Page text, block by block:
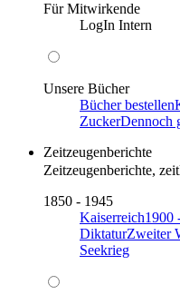
Für Mitwirkende
LogIn Intern
Unsere Bücher
Bücher bestellen
ZuckerDennoch
Zeitzeugenberichte
Zeitzeugenberichte,
1850 - 1945
Kaiserreich1900
DiktaturZweiter
Seekrieg